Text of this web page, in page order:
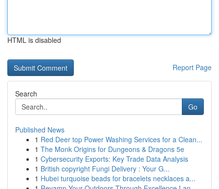
HTML is disabled
Report Page
Search
Go
Published News
1 Red Deer top Power Washing Services for a Clean...
1 The Monk Origins for Dungeons & Dragons 5e
1 Cybersecurity Exports: Key Trade Data Analysis
1 British copyright Fungi Delivery : Your G...
1 Hubei turquoise beads for bracelets necklaces a...